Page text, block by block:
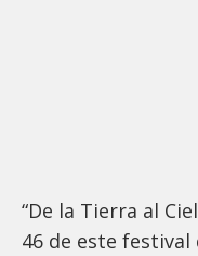
“De la Tierra al
46 de este festival